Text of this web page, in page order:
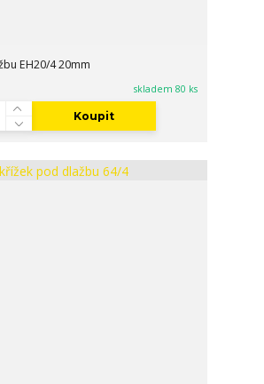
EH20/4 20mm
skladem 80 ks
Koupit